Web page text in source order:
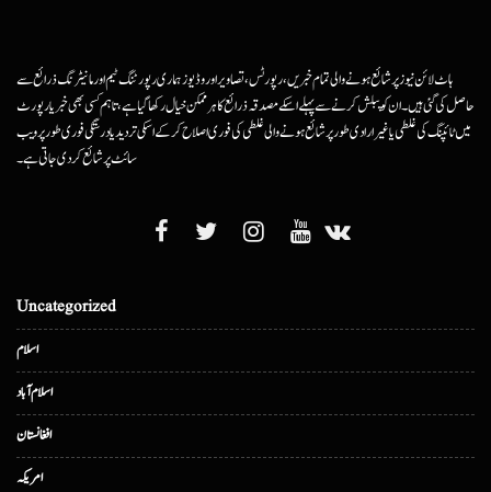
ہاٹ لائن نیوز پر شائع ہونے والی تمام خبریں، رپورٹس، تصاویر اور وڈیوز ہماری رپورٹنگ ٹیم اور مانیٹرنگ ذرائع سے
حاصل کی گئی ہیں۔ ان کو پبلش کرنے سے پہلے اسکے مصدقہ ذرائع کا ہرممکن خیال رکھا گیا ہے، تاہم کسی بھی خبر یا رپورٹ
میں ٹائپنگ کی غلطی یا غیرارادی طور پر شائع ہونے والی غلطی کی فوری اصلاح کرکے اسکی تردید یا درستگی فوری طور پر ویب
سائٹ پر شائع کردی جاتی ہے۔
Uncategorized
اسلام
اسلام آباد
افغانستان
امریکہ